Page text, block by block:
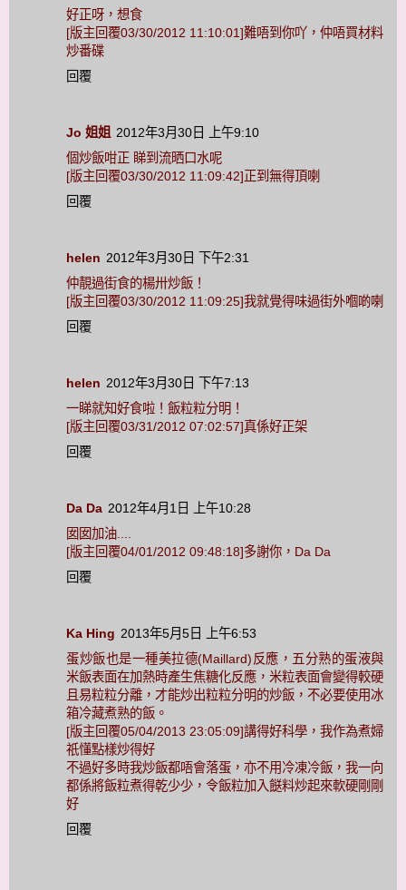
好正呀，想食
[版主回覆03/30/2012 11:10:01]難唔到你吖，仲唔買材料
炒番碟
回覆
Jo 姐姐 2012年3月30日 上午9:10
個炒飯咁正 睇到流晒口水呢
[版主回覆03/30/2012 11:09:42]正到無得頂喇
回覆
helen 2012年3月30日 下午2:31
仲靚過街食的楊卅炒飯！
[版主回覆03/30/2012 11:09:25]我就覺得味過街外嗰啲喇
回覆
helen 2012年3月30日 下午7:13
一睇就知好食啦！飯粒粒分明！
[版主回覆03/31/2012 07:02:57]真係好正架
回覆
Da Da 2012年4月1日 上午10:28
囡囡加油....
[版主回覆04/01/2012 09:48:18]多謝你，Da Da
回覆
Ka Hing 2013年5月5日 上午6:53
蛋炒飯也是一種美拉德(Maillard)反應，五分熟的蛋液與
米飯表面在加熱時產生焦糖化反應，米粒表面會變得較硬
且易粒粒分離，才能炒出粒粒分明的炒飯，不必要使用冰
箱冷藏煮熟的飯。
[版主回覆05/04/2013 23:05:09]講得好科學，我作為煮婦
祇懂點樣炒得好
不過好多時我炒飯都唔會落蛋，亦不用冷凍冷飯，我一向
都係將飯粒煮得乾少少，令飯粒加入餸料炒起來軟硬剛剛
好
回覆